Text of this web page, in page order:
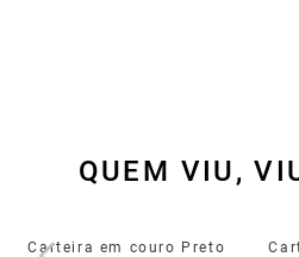
QUEM VIU,
Carteira em couro Preto